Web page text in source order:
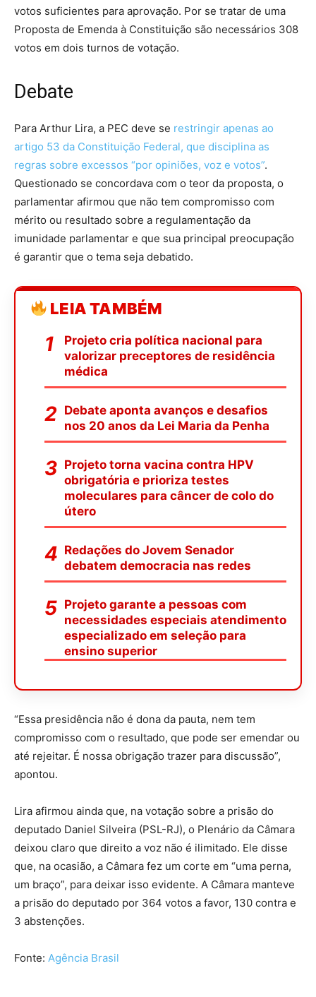
votos suficientes para aprovação. Por se tratar de uma
Proposta de Emenda à Constituição são necessários 308
votos em dois turnos de votação.
Debate
Para Arthur Lira, a PEC deve se restringir apenas ao
artigo 53 da Constituição Federal, que disciplina as
regras sobre excessos “por opiniões, voz e votos”.
Questionado se concordava com o teor da proposta, o
parlamentar afirmou que não tem compromisso com
mérito ou resultado sobre a regulamentação da
imunidade parlamentar e que sua principal preocupação
é garantir que o tema seja debatido.
LEIA TAMBÉM
Projeto cria política nacional para
valorizar preceptores de residência
médica
Debate aponta avanços e desafios
nos 20 anos da Lei Maria da Penha
Projeto torna vacina contra HPV
obrigatória e prioriza testes
moleculares para câncer de colo do
útero
Redações do Jovem Senador
debatem democracia nas redes
Projeto garante a pessoas com
necessidades especiais atendimento
especializado em seleção para
ensino superior
“Essa presidência não é dona da pauta, nem tem
compromisso com o resultado, que pode ser emendar ou
até rejeitar. É nossa obrigação trazer para discussão”,
apontou.
Lira afirmou ainda que, na votação sobre a prisão do
deputado Daniel Silveira (PSL-RJ), o Plenário da Câmara
deixou claro que direito a voz não é ilimitado. Ele disse
que, na ocasião, a Câmara fez um corte em “uma perna,
um braço”, para deixar isso evidente. A Câmara manteve
a prisão do deputado por 364 votos a favor, 130 contra e
3 abstenções.
Fonte: Agência Brasil